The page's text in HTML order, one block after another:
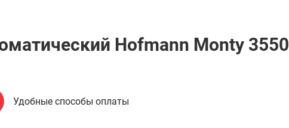
Hofmann Monty 3550
Удобные способы оплаты